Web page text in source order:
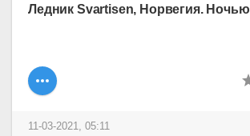
Ледник Svartisen, Норвегия. Ночью
11-03-2021, 05:11